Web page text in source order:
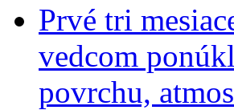
Prvé tri
vedcom
povrchu,